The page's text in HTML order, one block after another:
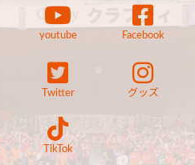
youtube Facebook
Twitter グッズ
TikTok